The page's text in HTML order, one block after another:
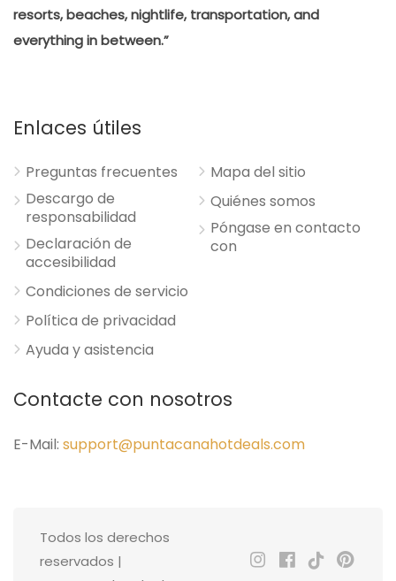
resorts, beaches, nightlife, transportation, and
everything in between.”
Enlaces útiles
Preguntas frecuentes
Descargo de
responsabilidad
Declaración de
accesibilidad
Condiciones de servicio
Política de privacidad
Ayuda y asistencia
Mapa del sitio
Quiénes somos
Póngase en contacto
con
Contacte con nosotros
E-Mail: support@puntacanahotdeals.com
Todos los derechos
reservados |